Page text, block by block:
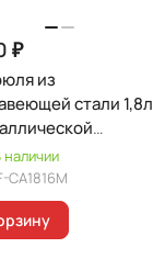
₽
из
стали 1,8л
линия "Сафия"
наличии
CA1816M